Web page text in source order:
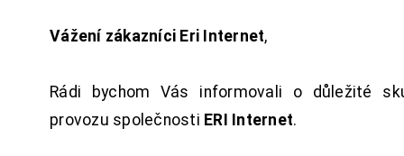
Vážení zákazníci Eri Internet,
Rádi bychom Vás informovali o důležité
provozu společnosti ERI Internet.